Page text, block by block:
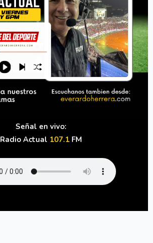
Señal en vivo:
Radio Actual 107.1 FM